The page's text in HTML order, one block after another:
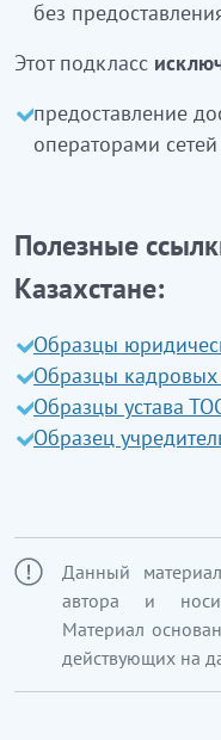
тарату қызметін
ұсынбай желі
және қайта сату)
байланыс
Интернет
без
Этот подкласс
предоставление
операторами
Полезные
Казахстане:
Образцы
Образцы кадровых
Образцы устава
Образец
Данный
автора и
Материал
действующих на